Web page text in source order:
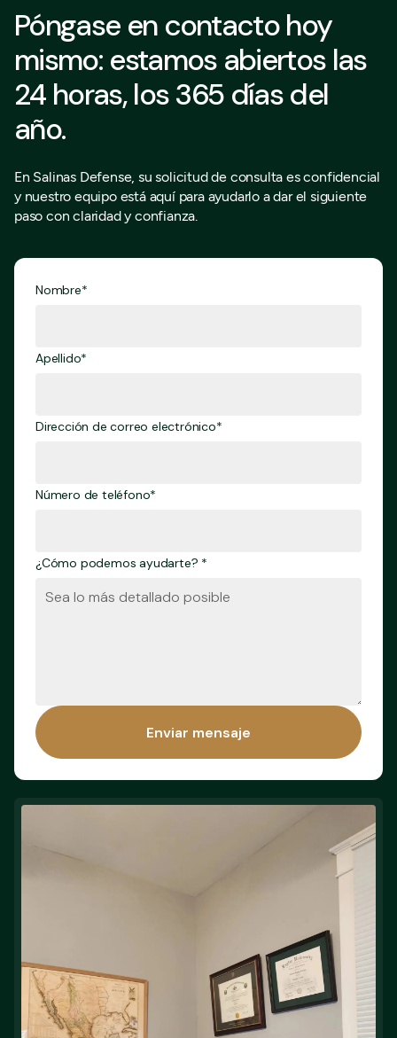
Póngase en contacto hoy
mismo: estamos abiertos las
24 horas, los 365 días del
año.
En Salinas Defense, su solicitud de consulta es confidencial
y nuestro equipo está aquí para ayudarlo a dar el siguiente
paso con claridad y confianza.
Nombre*
Apellido*
Dirección de correo electrónico*
Número de teléfono*
¿Cómo podemos ayudarte? *
Enviar mensaje